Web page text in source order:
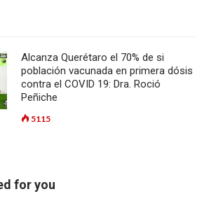
Alcanza Querétaro el 70% de si
población vacunada en primera dósis
contra el COVID 19: Dra. Roció
Peñiche
5115
for you